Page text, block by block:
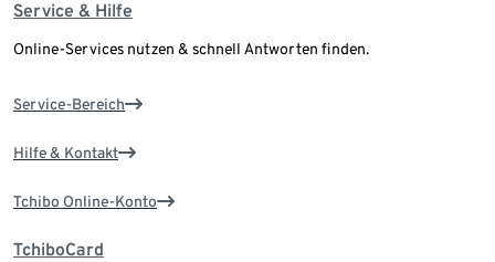
Service & Hilfe
Online-Services nutzen & schnell Antworten finden.
Service-Bereich
Hilfe & Kontakt
Tchibo Online-Konto
TchiboCard